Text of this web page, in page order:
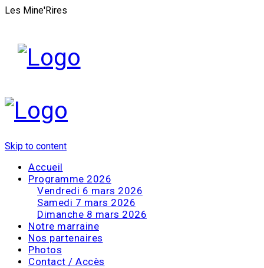
Les Mine'Rires
Skip to content
Accueil
Programme 2026
Vendredi 6 mars 2026
Samedi 7 mars 2026
Dimanche 8 mars 2026
Notre marraine
Nos partenaires
Photos
Contact / Accès